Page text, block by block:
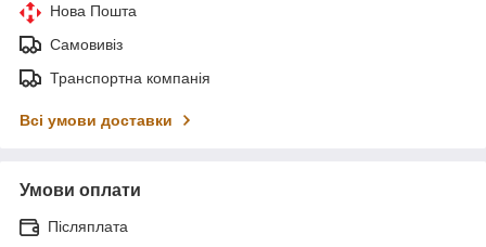
Нова Пошта
Самовивіз
Транспортна компанія
Всі умови доставки
Умови оплати
Післяплата